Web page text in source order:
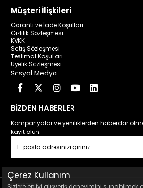
Müşteri İlişkileri
Garanti ve İade Koşulları
Gizlilik Sözleşmesi
KVKK
Satış Sözleşmesi
Teslimat Koşulları
Üyelik Sözleşmesi
Sosyal Medya
BİZDEN HABERLER
Kampanyalar ve yeniliklerden haberdar
kayıt olun.
Çerez Kullanımı
Sizlere en iyi alışveriş deneyimini sunabilmek